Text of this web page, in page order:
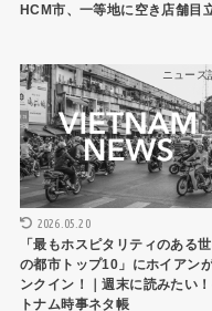
HCM市、一等地に空き店舗目
ニュース
2026.05.20
「最もホスピタリティのある
の都市トップ10」にホイアン
ンクイン！｜週末に読みたい
トナム時事ネタ帳